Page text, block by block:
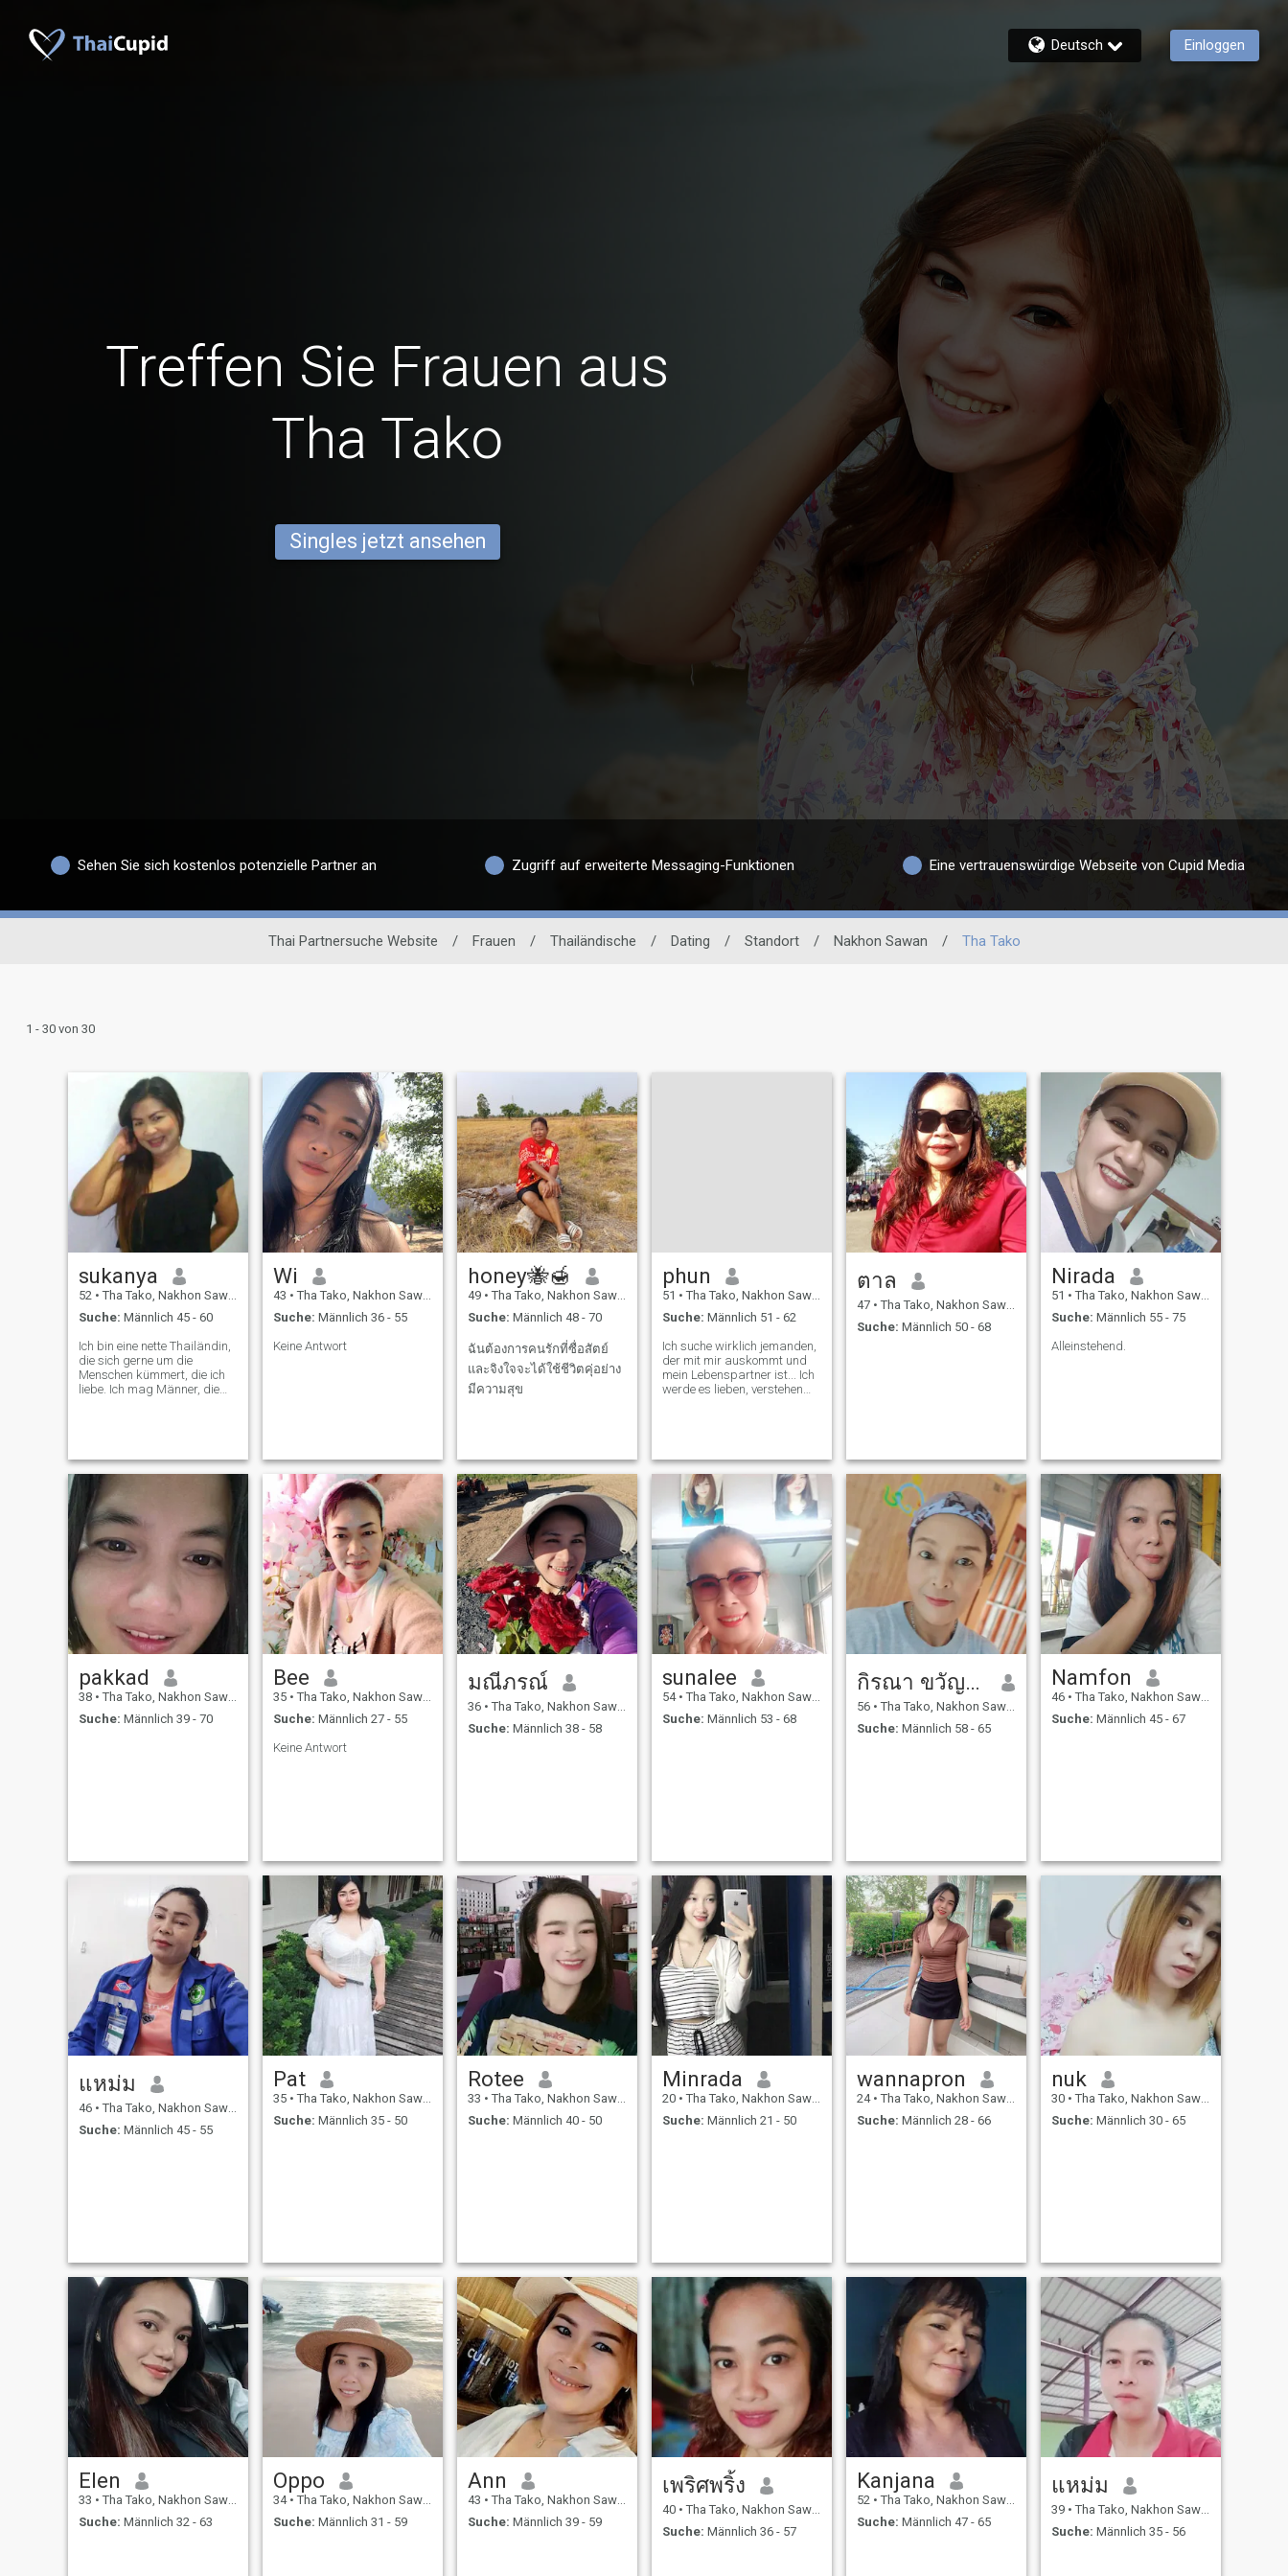
Deutsch Einloggen
Treffen Sie Frauen aus
Tha Tako
Singles jetzt ansehen
Sehen Sie sich kostenlos potenzielle Partner an Zugriff auf erweiterte Messaging-Funktionen Eine vertrauenswürdige Webseite von Cupid Media
Thai Partnersuche Website / Frauen / Thailändische / Dating / Standort / Nakhon Sawan / Tha Tako
1 - 30 von 30
sukanya
52 • Tha Tako, Nakhon Sawan, Thailand
Suche: Männlich 45 - 60
Ich bin eine nette Thailändin,
die sich gerne um die
Menschen kümmert, die ich
liebe. Ich mag Männer, die
Beziehung, in der wir uns um
einander kümmern. Andere
mit Liebe und Wärme für
immer.
Wi
43 • Tha Tako, Nakhon Sawan, Thailand
Suche: Männlich 36 - 55
Keine Antwort
honey🐝🍯
49 • Tha Tako, Nakhon Sawan, Thailand
Suche: Männlich 48 - 70
ฉันต้องการคนรักที่ซื่อสัตย์
และจิงใจจะได้ใช้ชีวิตคุ่อย่าง
มีความสุข
phun
51 • Tha Tako, Nakhon Sawan, Thailand
Suche: Männlich 51 - 62
Ich suche wirklich jemanden,
der mit mir auskommt und
mein Lebenspartner ist... Ich
werde es lieben, verstehen
Dingen wie ich denkst und
suchst.
ตาล
47 • Tha Tako, Nakhon Sawan, Thailand
Suche: Männlich 50 - 68
Nirada
51 • Tha Tako, Nakhon Sawan, Thailand
Suche: Männlich 55 - 75
Alleinstehend.
pakkad
38 • Tha Tako, Nakhon Sawan, Thailand
Suche: Männlich 39 - 70
Bee
35 • Tha Tako, Nakhon Sawan, Thailand
Suche: Männlich 27 - 55
Keine Antwort
มณีภรณ์
36 • Tha Tako, Nakhon Sawan, Thailand
Suche: Männlich 38 - 58
sunalee
54 • Tha Tako, Nakhon Sawan, Thailand
Suche: Männlich 53 - 68
กิรณา ขวัญเพ็ง
56 • Tha Tako, Nakhon Sawan, Thailand
Suche: Männlich 58 - 65
Namfon
46 • Tha Tako, Nakhon Sawan, Thailand
Suche: Männlich 45 - 67
แหม่ม
46 • Tha Tako, Nakhon Sawan, Thailand
Suche: Männlich 45 - 55
Pat
35 • Tha Tako, Nakhon Sawan, Thailand
Suche: Männlich 35 - 50
Rotee
33 • Tha Tako, Nakhon Sawan, Thailand
Suche: Männlich 40 - 50
Minrada
20 • Tha Tako, Nakhon Sawan, Thailand
Suche: Männlich 21 - 50
wannapron
24 • Tha Tako, Nakhon Sawan, Thailand
Suche: Männlich 28 - 66
nuk
30 • Tha Tako, Nakhon Sawan, Thailand
Suche: Männlich 30 - 65
Elen
33 • Tha Tako, Nakhon Sawan, Thailand
Suche: Männlich 32 - 63
Oppo
34 • Tha Tako, Nakhon Sawan, Thailand
Suche: Männlich 31 - 59
Ann
43 • Tha Tako, Nakhon Sawan, Thailand
Suche: Männlich 39 - 59
เพริศพริ้ง
40 • Tha Tako, Nakhon Sawan, Thailand
Suche: Männlich 36 - 57
Kanjana
52 • Tha Tako, Nakhon Sawan, Thailand
Suche: Männlich 47 - 65
แหม่ม
39 • Tha Tako, Nakhon Sawan, Thailand
Suche: Männlich 35 - 56